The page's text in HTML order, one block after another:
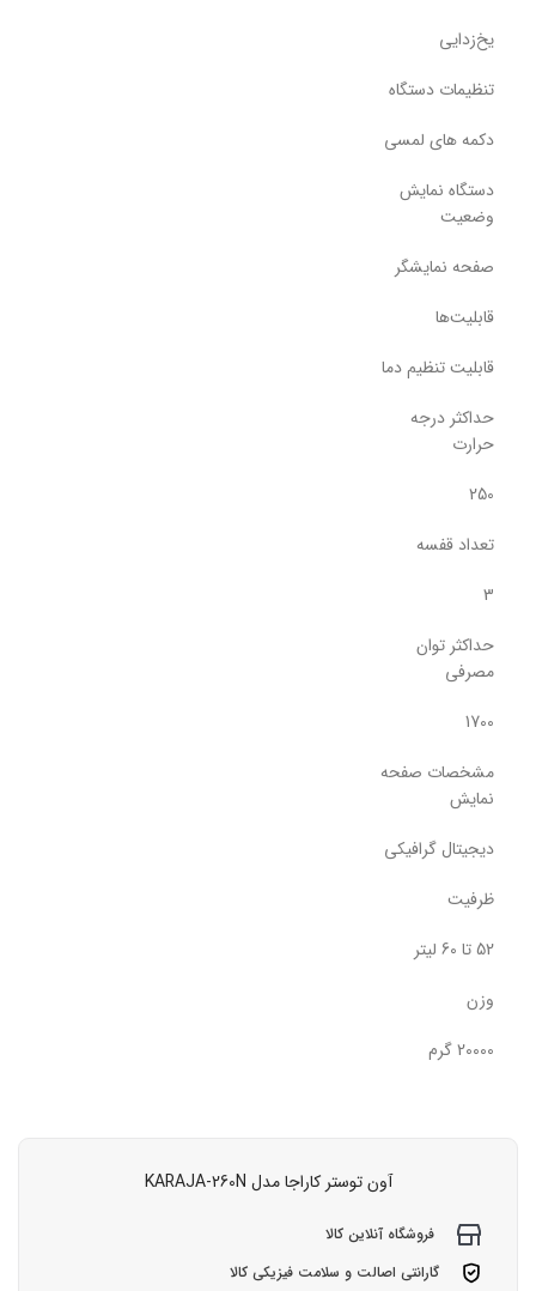
یخ‌زدایی
تنظیمات دستگاه
دکمه های لمسی
دستگاه نمایش
وضعیت
صفحه نمایشگر
قابلیت‌ها
قابلیت تنظیم دما
حداکثر درجه
حرارت
250
تعداد قفسه
3
حداکثر توان
مصرفی
1700
مشخصات صفحه
نمایش
دیجیتال گرافیکی
ظرفیت
52 تا 60 لیتر
وزن
20000 گرم
آون توستر کاراجا مدل KARAJA-260N
فروشگاه آنلاین کالا
گارانتی اصالت و سلامت فیزیکی کالا